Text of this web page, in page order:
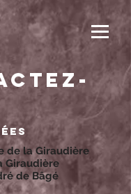
de la Giraudière
Giraudière
de Bâgé